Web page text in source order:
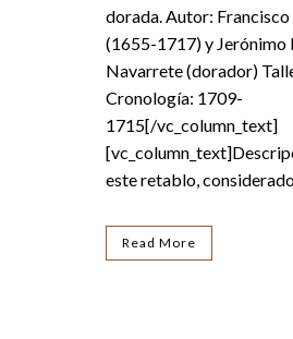
dorada. Autor:
(1655-1717) y Jerónimo
Navarrete (dorador)
Cronología: 1709-
1715[/vc_column_text]
este retablo,
Read More